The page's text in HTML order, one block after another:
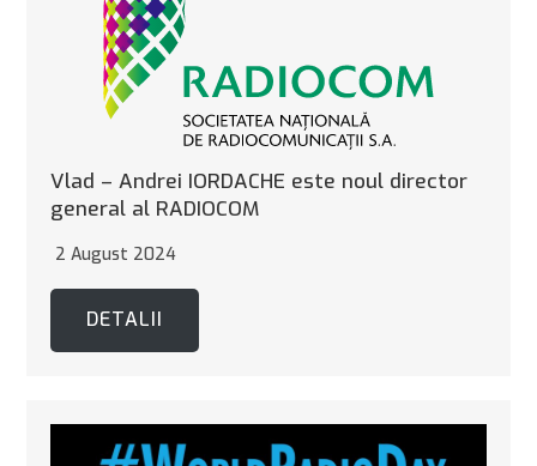
Vlad – Andrei IORDACHE este noul director
general al RADIOCOM
2 August 2024
DETALII